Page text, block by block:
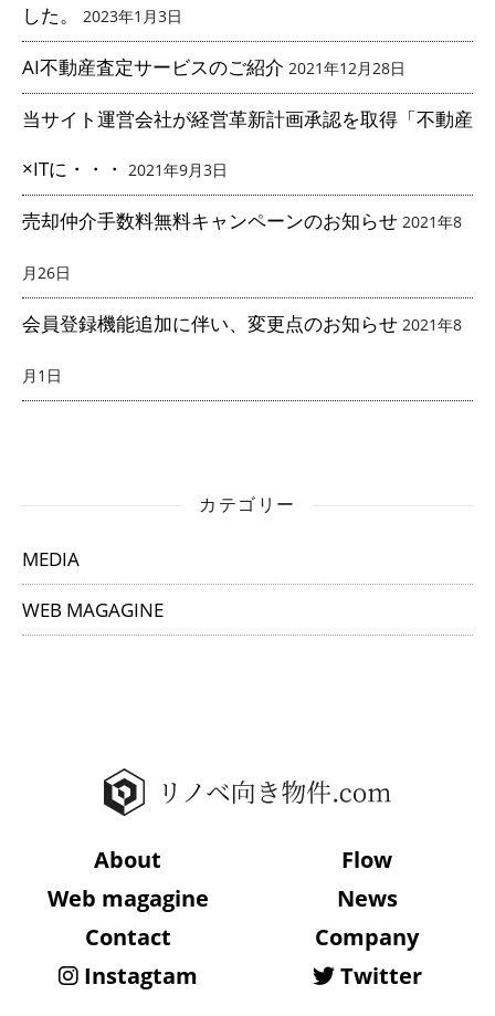
した。
2023年1月3日
AI不動産査定サービスのご紹介 2021年12月28日
当サイト運営会社が経営革新計画承認を取得「不動産
×ITに・・・ 2021年9月3日
売却仲介手数料無料キャンペーンのお知らせ 2021年8
月26日
会員登録機能追加に伴い、変更点のお知らせ 2021年8
月1日
カテゴリー
MEDIA
WEB MAGAGINE
About
Flow
Web magagine
News
Contact
Company
Instagtam
Twitter